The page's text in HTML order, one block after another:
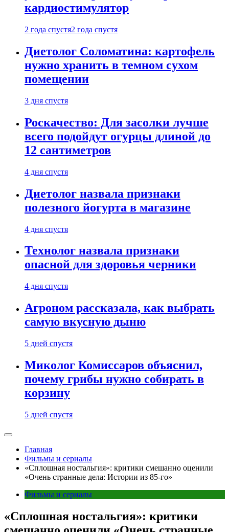
кардиостимулятор
2 года спустя2 года спустя
Диетолог Соломатина: картофель
нужно хранить в темном сухом
помещении
3 дня спустя
Роскачество: Для засолки лучше
всего подойдут огурцы длиной до
12 сантиметров
4 дня спустя
Диетолог назвала признаки
полезного йогурта в магазине
4 дня спустя
Технолог назвала признаки
опасной для здоровья черники
4 дня спустя
Агроном рассказала, как выбрать
самую вкусную дыню
5 дней спустя
Миколог Комиссаров объяснил,
почему грибы нужно собирать в
корзину
5 дней спустя
Главная
Фильмы и сериалы
«Сплошная ностальгия»: критики смешанно оценили
«Очень странные дела: Истории из 85-го»
Фильмы и сериалы
«Сплошная ностальгия»: критики